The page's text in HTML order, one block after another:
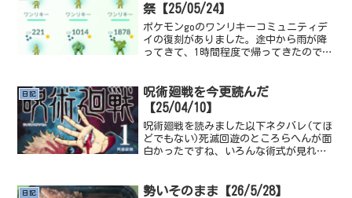
祭【25/05/24】
ポケモンgoのワンリキーコミュニティデ
イの復刻がありました。途中から雨が降
ってきて、1時間程度で帰ってきたので収
系の亜種を友達と二人でマルチでプレイ
して...
日記
呪術廻戦を今更読んだ
【25/04/10】
呪術廻戦を読みました以下ネタバレ(てほ
どでもない)死滅回遊のところらへんが面
白かったですね、いろんな術式が見れて
真剣バトル！を描きたいが、ワンパンマ
日記 勢いそのまま【26/5/28】